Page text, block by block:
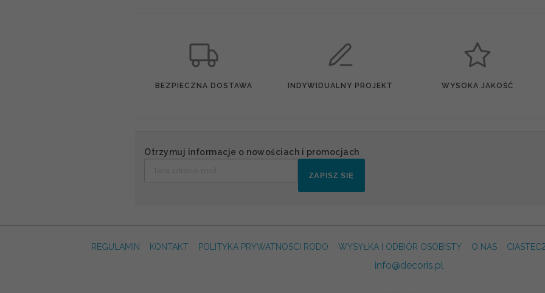
BEZPIECZNA DOSTAWA INDYWIDUALNY PROJEKT WYSOKA JAKOŚĆ
Otrzymuj informacje o nowościach i promocjach
ZAPISZ SIĘ
REGULAMIN KONTAKT POLITYKA PRYWATNOSCI RODO WYSYŁKA I ODBIÓR OSOBISTY O NAS
info@decoris.pl